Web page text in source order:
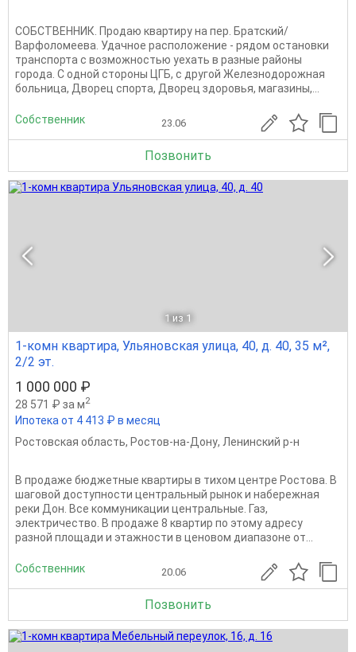
СОБСТВЕННИК. Продаю квартиру на пер. Братский/
Варфоломеева. Удачное расположение - рядом остановки
транспорта с возможностью уехать в разные районы
города. С одной стороны ЦГБ, с другой Железнодорожная
больница, Дворец спорта, Дворец здоровья, магазины,...
Собственник 23.06
Позвонить
1 из 1
1-комн квартира, Ульяновская улица, 40, д. 40, 35 м²,
2/2 эт.
1 000 000 ₽
28 571 ₽ за м2
Ипотека от 4 413 ₽ в месяц
Ростовская область, Ростов-на-Дону, Ленинский р-н
В продаже бюджетные квартиры в тихом центре Ростова. В
шаговой доступности центральный рынок и набережная
реки Дон. Все коммуникации центральные. Газ,
электричество. В продаже 8 квартир по этому адресу
разной площади и этажности в ценовом диапазоне от...
Собственник 20.06
Позвонить